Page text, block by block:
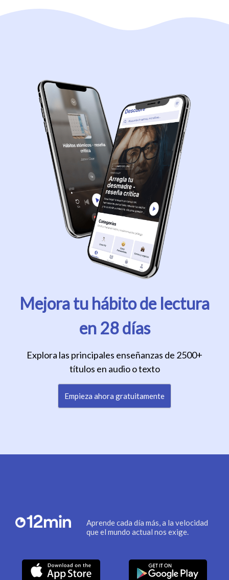
Mejora tu hábito de lectura
en 28 días
Explora las principales enseñanzas de 2500+
títulos en audio o texto
Empieza ahora gratuitamente
Aprende cada día más, a la velocidad
que el mundo actual nos exige.